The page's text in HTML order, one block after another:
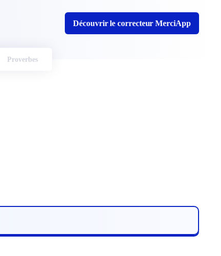
Découvrir le correcteur MerciApp
Proverbes